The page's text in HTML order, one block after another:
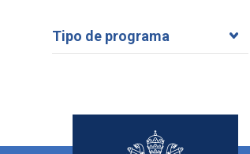
Tipo de programa